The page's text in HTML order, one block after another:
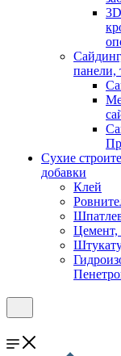
панели,
Сухие
добавки
Клей
Цемент,